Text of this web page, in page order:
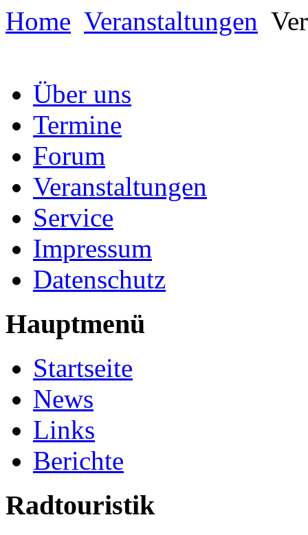
Home Veranstaltungen
Über uns
Termine
Forum
Veranstaltungen
Service
Impressum
Datenschutz
Hauptmenü
Startseite
News
Links
Berichte
Radtouristik